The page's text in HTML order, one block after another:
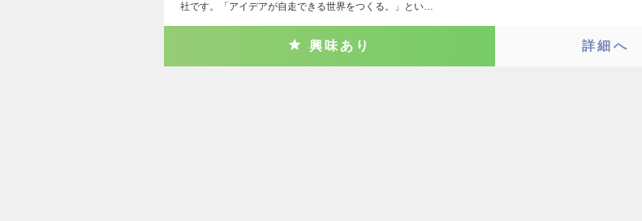
社です。「アイデアが自走できる世界をつくる。」とい…
興味あり 詳細へ